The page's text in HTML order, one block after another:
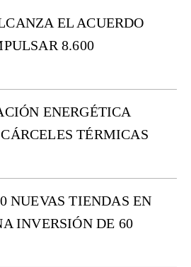
EL ACUERDO
8.600
ENERGÉTICA
TÉRMICAS
NUEVAS TIENDAS EN
INVERSIÓN DE 60